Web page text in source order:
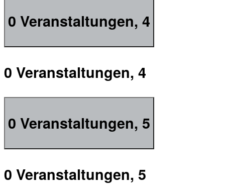
0 Veranstaltungen, 4
0 Veranstaltungen, 4
0 Veranstaltungen, 5
0 Veranstaltungen, 5